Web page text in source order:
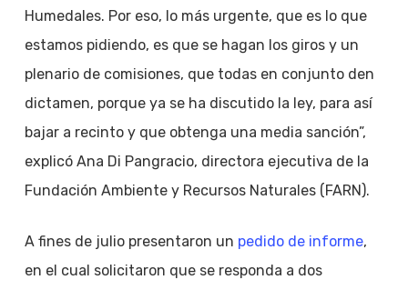
Humedales. Por eso, lo más urgente, que es lo que
estamos pidiendo, es que se hagan los giros y un
plenario de comisiones, que todas en conjunto den
dictamen, porque ya se ha discutido la ley, para así
bajar a recinto y que obtenga una media sanción”,
explicó Ana Di Pangracio, directora ejecutiva de la
Fundación Ambiente y Recursos Naturales (FARN).
A fines de julio presentaron un pedido de informe,
en el cual solicitaron que se responda a dos